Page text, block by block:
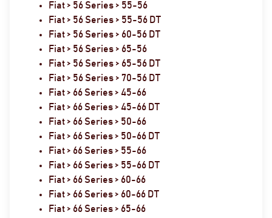
Fiat > 56 Series > 55-56
Fiat > 56 Series > 55-56 DT
Fiat > 56 Series > 60-56 DT
Fiat > 56 Series > 65-56
Fiat > 56 Series > 65-56 DT
Fiat > 56 Series > 70-56 DT
Fiat > 66 Series > 45-66
Fiat > 66 Series > 45-66 DT
Fiat > 66 Series > 50-66
Fiat > 66 Series > 50-66 DT
Fiat > 66 Series > 55-66
Fiat > 66 Series > 55-66 DT
Fiat > 66 Series > 60-66
Fiat > 66 Series > 60-66 DT
Fiat > 66 Series > 65-66